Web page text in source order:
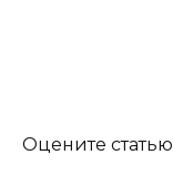
Оцените статью